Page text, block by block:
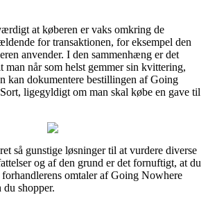
at køberen er vaks omkring de
for transaktionen, for eksempel den
anvender. I den sammenhæng er det
man når som helst gemmer sin kvittering,
kan dokumentere bestillingen af Going
ligegyldigt om man skal købe en gave til
så gunstige løsninger til at vurdere diverse
og af den grund er det fornuftigt, at du
omtaler af Going Nowhere
shopper.